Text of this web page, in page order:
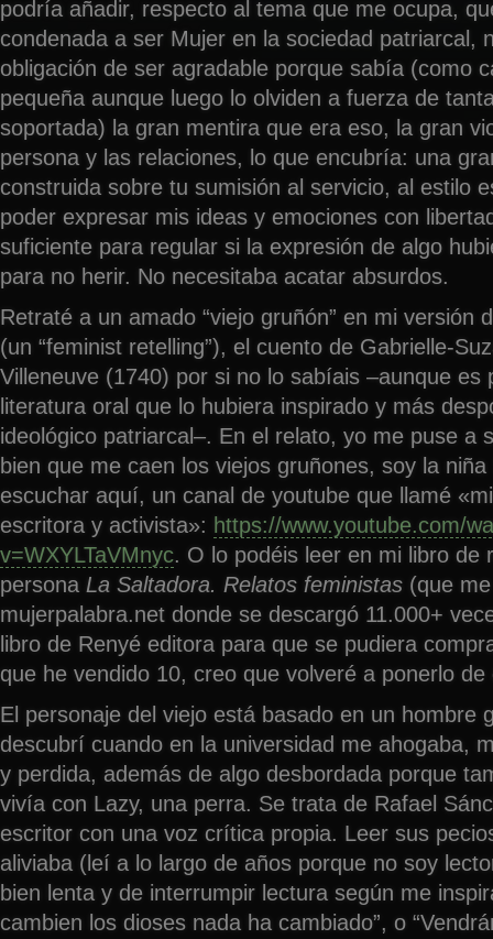
podría añadir, respecto al tema que me ocupa,
condenada a ser Mujer en la sociedad patriarcal,
obligación de ser agradable porque sabía (como
pequeña aunque luego lo olviden a fuerza de
soportada) la gran mentira que era eso, la gran
persona y las relaciones, lo que encubría: una
construida sobre tu sumisión al servicio, al estilo
poder expresar mis ideas y emociones con
suficiente para regular si la expresión de algo
para no herir. No necesitaba acatar absurdos.
Retraté a un amado “viejo gruñón” en mi versión
(un “feminist retelling”), el cuento de Gabrielle-
Villeneuve (1740) por si no lo sabíais –aunque es
literatura oral que lo hubiera inspirado y más
ideológico patriarcal–. En el relato, yo me puse a
bien que me caen los viejos gruñones, soy la
escuchar aquí, un canal de youtube que llamé
escritora y activista»: https://www.youtube.com/
v=WXYLTaVMnyc. O lo podéis leer en mi libro de
persona La Saltadora. Relatos feministas (que
mujerpalabra.net donde se descargó 11.000+
libro de Renyé editora para que se pudiera
que he vendido 10, creo que volveré a ponerlo
El personaje del viejo está basado en un hombre
descubrí cuando en la universidad me ahogaba,
y perdida, además de algo desbordada porque
vivía con Lazy, una perra. Se trata de Rafael
escritor con una voz crítica propia. Leer sus
aliviaba (leí a lo largo de años porque no soy
bien lenta y de interrumpir lectura según me
cambien los dioses nada ha cambiado”, o